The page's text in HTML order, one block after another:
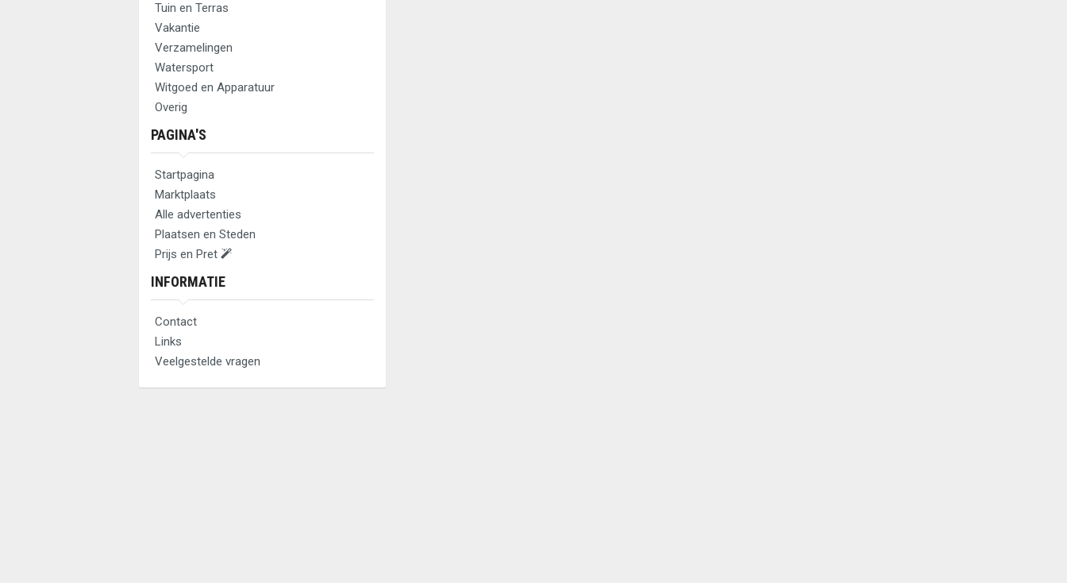
Tuin en Terras
Vakantie
Verzamelingen
Watersport
Witgoed en Apparatuur
Overig
PAGINA'S
Startpagina
Marktplaats
Alle advertenties
Plaatsen en Steden
Prijs en Pret
INFORMATIE
Contact
Links
Veelgestelde vragen